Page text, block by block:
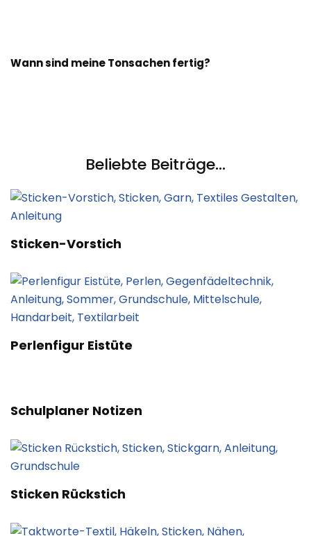
Wann sind meine Tonsachen fertig?
Beliebte Beiträge...
Sticken-Vorstich
Perlenfigur Eistüte
Schulplaner Notizen
Sticken Rückstich